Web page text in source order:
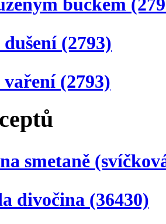
dušení (2793)
vaření (2793)
smetaně
divočina (36430)